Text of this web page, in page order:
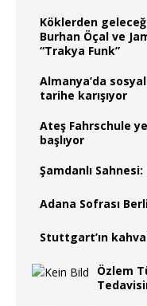
Köklerden
Burhan Öçal ve
“Trakya Funk”
Almanya’da
tarihe karışıyor
Ateş Fahrschule
başlıyor
Şamdanlı
Adana Sofrası
Stuttgart’ın
Özlem